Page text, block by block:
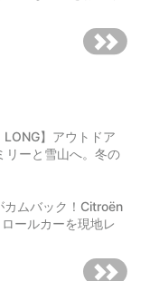
LONG】アウトドア
リーと雪山へ。冬の
カムバック！Citroën
ールカーを現地レ